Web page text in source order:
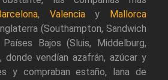
, Valenciay
Mallorca
(Southampton, Sandwich
Bajos (Sluis, Middelburg,
donde vendían azafrán, azúcar y
y compraban estaño, lana de